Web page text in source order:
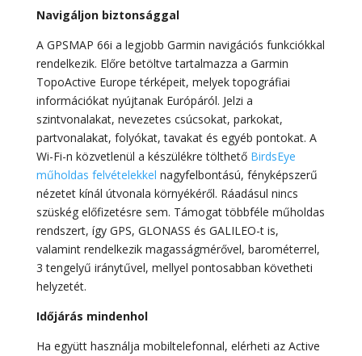
Navigáljon biztonsággal
A GPSMAP 66i a legjobb Garmin navigációs funkciókkal
rendelkezik. Előre betöltve tartalmazza a Garmin
TopoActive Europe térképeit, melyek topográfiai
információkat nyújtanak Európáról. Jelzi a
szintvonalakat, nevezetes csúcsokat, parkokat,
partvonalakat, folyókat, tavakat és egyéb pontokat. A
Wi-Fi-n közvetlenül a készülékre tölthető BirdsEye
műholdas felvételekkel nagyfelbontású, fényképszerű
nézetet kínál útvonala környékéről. Ráadásul nincs
szüskég előfizetésre sem. Támogat többféle műholdas
rendszert, így GPS, GLONASS és GALILEO-t is,
valamint rendelkezik magasságmérővel, barométerrel,
3 tengelyű iránytűvel, mellyel pontosabban követheti
helyzetét.
Időjárás mindenhol
Ha együtt használja mobiltelefonnal, elérheti az Active